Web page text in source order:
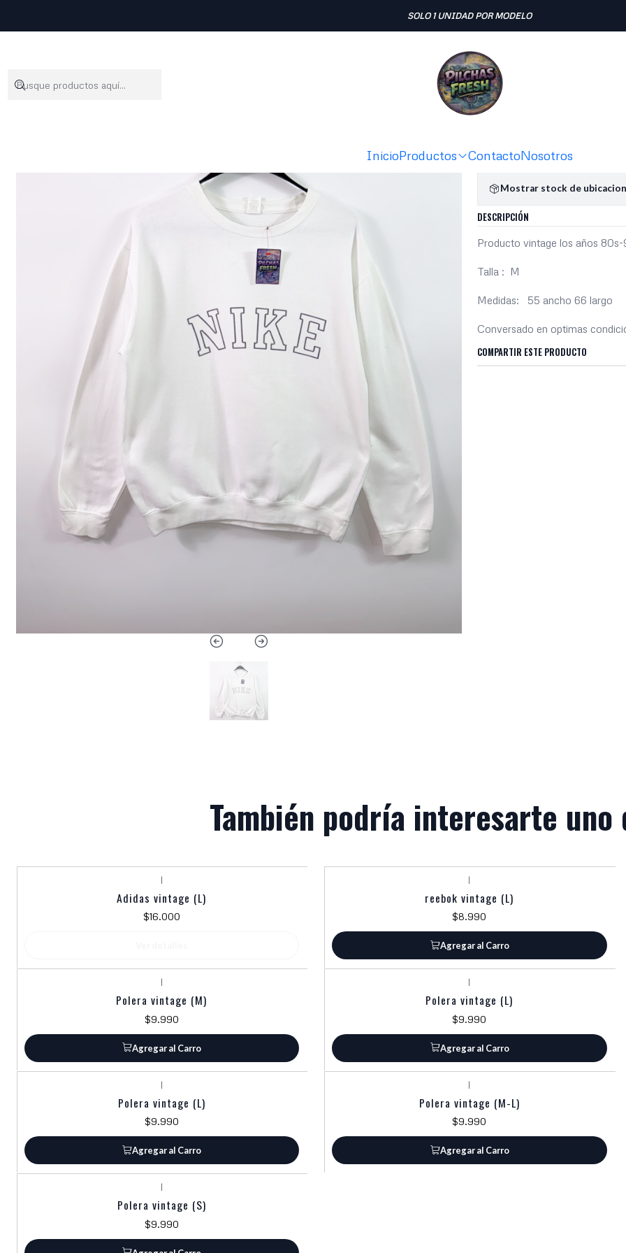
InicioProductos ContactoNosotros
SOLO 1 UNIDAD POR MODELO
Inicio POLERONES Nike vintage (M)
Nike
Cantidad
Agregar a la lista de
Mostrar stock de
DESCRIPCIÓN
Producto vintage los años 80s-
Talla : M
Medidas: 55 ancho 66 largo
Conversado en optimas
COMPARTIR ESTE PRODUCTO
También podría interesarte uno
|
Adidas vintage (L)
$16.000
|
reebok vintage (L)
$8.990
Agregar al Carro
|
Polera vintage (M)
$9.990
Agregar al Carro
|
Polera vintage (L)
$9.990
Agregar al Carro
|
Polera vintage (L)
$9.990
Agregar al Carro
|
Polera vintage (M-L)
$9.990
Agregar al Carro
|
Polera vintage (S)
$9.990